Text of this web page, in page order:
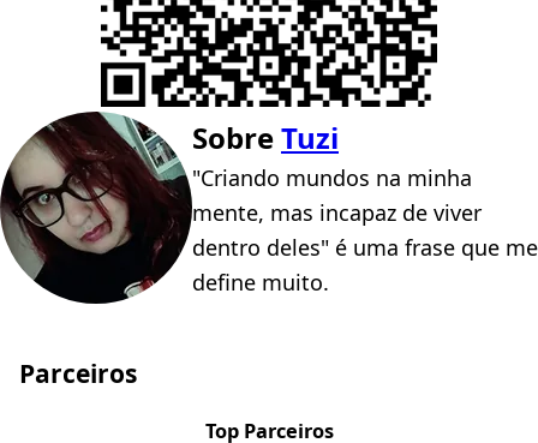
SobreTuzi
"Criando mundos na minha
mente, mas incapaz de viver
dentro deles" é uma frase que me
define muito.
Parceiros
Top Parceiros